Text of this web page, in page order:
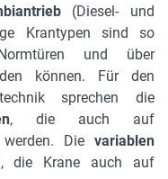
(Diesel- und
Krantypen sind so
und über
können. Für den
sprechen die
, die auch auf
Die variablen
die Krane auch auf